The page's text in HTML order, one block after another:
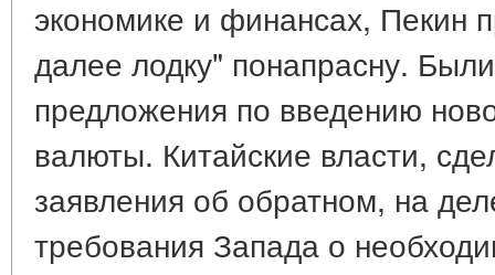
экономике и финансах, Пекин
далее лодку" понапрасну.
предложения по введению
валюты. Китайские власти,
заявления об обратном, на
требования Запада о